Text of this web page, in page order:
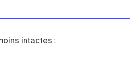
intactes :